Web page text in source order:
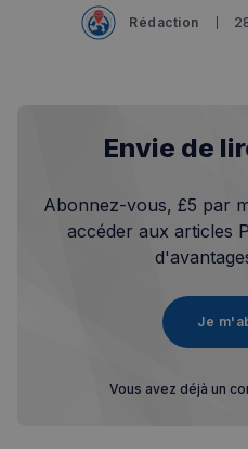
Rédaction
Envie de
Abonnez-vous, £5 par
accéder aux articles
Je
Vous avez déjà un